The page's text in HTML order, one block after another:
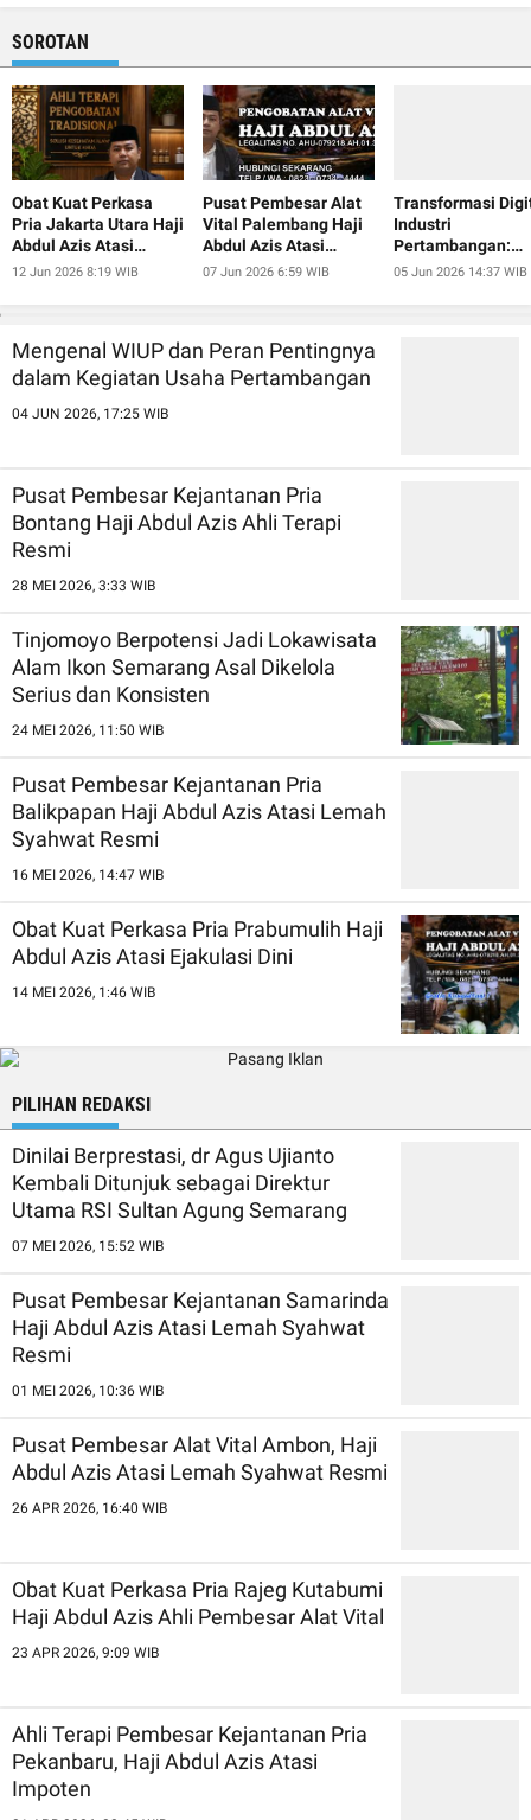
SOROTAN
Obat Kuat Perkasa
Pria Jakarta Utara Haji
Abdul Azis Atasi
Ejakulasi Dini
12 Jun 2026 8:19 WIB
Pusat Pembesar Alat
Vital Palembang Haji
Abdul Azis Atasi
Ejakulasi Dini
07 Jun 2026 6:59 WIB
Transformasi
Industri
Pertambangan:
Transparansi,
05 Jun 2026 14:37 WIB
Mengenal WIUP dan Peran Pentingnya
dalam Kegiatan Usaha Pertambangan
04 JUN 2026, 17:25 WIB
Pusat Pembesar Kejantanan Pria
Bontang Haji Abdul Azis Ahli Terapi
Resmi
28 MEI 2026, 3:33 WIB
Tinjomoyo Berpotensi Jadi Lokawisata
Alam Ikon Semarang Asal Dikelola
Serius dan Konsisten
24 MEI 2026, 11:50 WIB
Pusat Pembesar Kejantanan Pria
Balikpapan Haji Abdul Azis Atasi Lemah
Syahwat Resmi
16 MEI 2026, 14:47 WIB
Obat Kuat Perkasa Pria Prabumulih Haji
Abdul Azis Atasi Ejakulasi Dini
14 MEI 2026, 1:46 WIB
PILIHAN REDAKSI
Dinilai Berprestasi, dr Agus Ujianto
Kembali Ditunjuk sebagai Direktur
Utama RSI Sultan Agung Semarang
07 MEI 2026, 15:52 WIB
Pusat Pembesar Kejantanan Samarinda
Haji Abdul Azis Atasi Lemah Syahwat
Resmi
01 MEI 2026, 10:36 WIB
Pusat Pembesar Alat Vital Ambon, Haji
Abdul Azis Atasi Lemah Syahwat Resmi
26 APR 2026, 16:40 WIB
Obat Kuat Perkasa Pria Rajeg Kutabumi
Haji Abdul Azis Ahli Pembesar Alat Vital
23 APR 2026, 9:09 WIB
Ahli Terapi Pembesar Kejantanan Pria
Pekanbaru, Haji Abdul Azis Atasi
Impoten